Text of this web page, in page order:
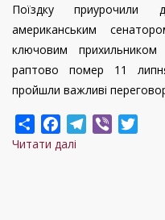
Поїздку
американським
ключовим прихильником
раптово помер 11
пройшли важливі
ShareFacebookTelegram
Viber
Читати далі